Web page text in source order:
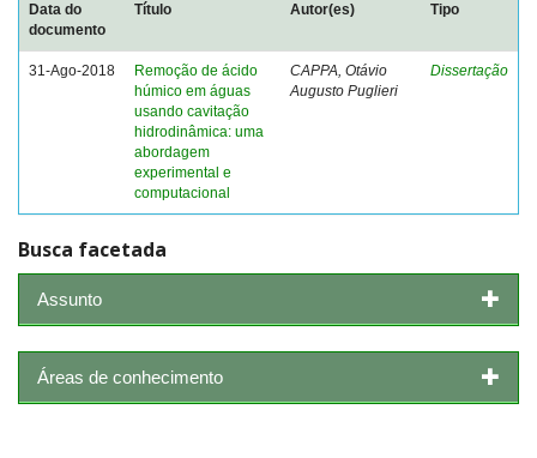
Data do
documento
Título Autor(es) Tipo
31-Ago-2018
Remoção de ácido
húmico em águas
usando cavitação
hidrodinâmica: uma
abordagem
experimental e
computacional
CAPPA, Otávio
Augusto Puglieri
Dissertação
Busca facetada
Assunto
Áreas de conhecimento